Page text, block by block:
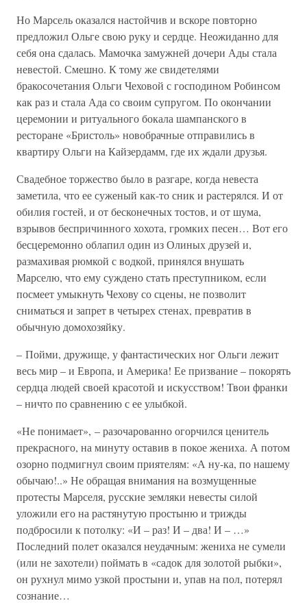
Но Марсель оказался настойчив и вскоре повторно
предложил Ольге свою руку и сердце. Неожиданно для
себя она сдалась. Мамочка замужней дочери Ады стала
невестой. Смешно. К тому же свидетелями
бракосочетания Ольги Чеховой с господином Робинсом
как раз и стала Ада со своим супругом. По окончании
церемонии и ритуального бокала шампанского в
ресторане «Бристоль» новобрачные отправились в
квартиру Ольги на Кайзердамм, где их ждали друзья.
Свадебное торжество было в разгаре, когда невеста
заметила, что ее суженый как-то сник и растерялся. И от
обилия гостей, и от бесконечных тостов, и от шума,
взрывов беспричинного хохота, громких песен… Вот его
бесцеремонно облапил один из Олиных друзей и,
размахивая рюмкой с водкой, принялся внушать
Марселю, что ему суждено стать преступником, если
посмеет умыкнуть Чехову со сцены, не позволит
сниматься и запрет в четырех стенах, превратив в
обычную домохозяйку.
– Пойми, дружище, у фантастических ног Ольги лежит
весь мир – и Европа, и Америка! Ее призвание – покорять
сердца людей своей красотой и искусством! Твои франки
– ничто по сравнению с ее улыбкой.
«Не понимает», – разочарованно огорчился ценитель
прекрасного, на минуту оставив в покое жениха. А потом
озорно подмигнул своим приятелям: «А ну-ка, по нашему
обычаю!..» Не обращая внимания на возмущенные
протесты Марселя, русские земляки невесты силой
уложили его на растянутую простыню и трижды
подбросили к потолку: «И – раз! И – два! И – …»
Последний полет оказался неудачным: жениха не сумели
(или не захотели) поймать в «садок для золотой рыбки»,
он рухнул мимо узкой простыни и, упав на пол, потерял
сознание…